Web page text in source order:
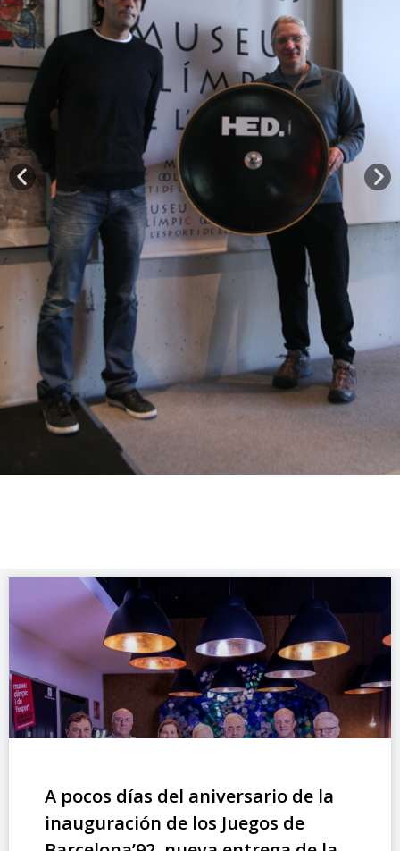
A pocos días del aniversario de la
inauguración de los Juegos de